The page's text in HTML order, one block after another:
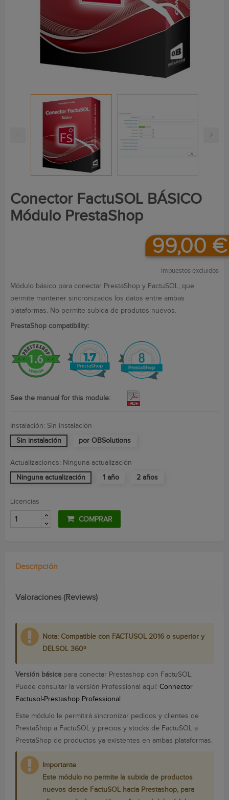
Conector FactuSOL BÁSICO
Módulo PrestaShop
99,00 €
Impuestos excluidos
Módulo básico para conectar PrestaShop y FactuSOL, que
permite mantener sincronizados los datos entre ambas
plataformas. No permite subida de produtos nuevos.
PrestaShop compatibility:
See the manual for this module:
Instalación: Sin instalación
Sin instalación
por OBSolutions
Actualizaciones: Ninguna actualización
Ninguna actualización
1 año 2 años
Licencias
COMPRAR
Descripción
Valoraciones (Reviews)
Nota: Compatible con FACTUSOL 2016 o superior y
DELSOL 360º
Versión básica para conectar Prestashop con FactuSOL.
Puede consultar la versión Professional aquí: Connector
Factusol-Prestashop Professional
Este módulo le permitirá sincronizar pedidos y clientes de
PrestaShop a FactuSOL y precios y stocks de FactuSOL a
PrestaShop de productos ya existentes en ambas plataformas.
Importante
Este módulo no permite la subida de productos
nuevos desde FactuSOL hacia Prestashop, para